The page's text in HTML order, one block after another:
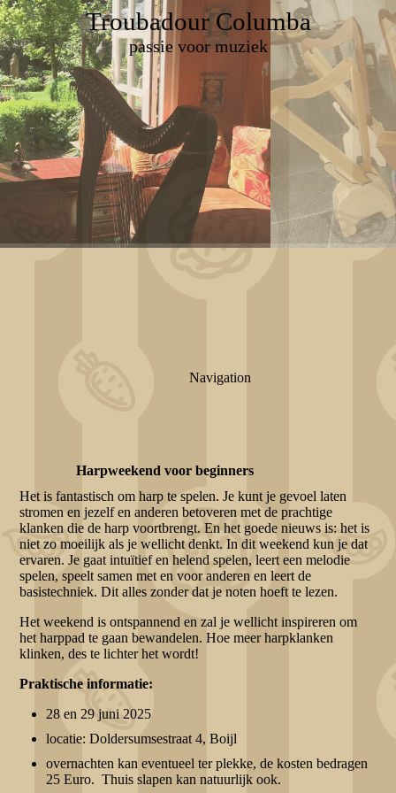
Troubadour Columba
passie voor muziek
Navigation
Harpweekend voor beginners
Het is fantastisch om harp te spelen. Je kunt je gevoel laten
stromen en jezelf en anderen betoveren met de prachtige
klanken die de harp voortbrengt. En het goede nieuws is: het is
niet zo moeilijk als je wellicht denkt. In dit weekend kun je dat
ervaren. Je gaat intuïtief en helend spelen, leert een melodie
spelen, speelt samen met en voor anderen en leert de
basistechniek. Dit alles zonder dat je noten hoeft te lezen.
Het weekend is ontspannend en zal je wellicht inspireren om
het harppad te gaan bewandelen. Hoe meer harpklanken
klinken, des te lichter het wordt!
Praktische informatie:
28 en 29 juni 2025
locatie: Doldersumsestraat 4, Boijl
overnachten kan eventueel ter plekke, de kosten bedragen
25 Euro. Thuis slapen kan natuurlijk ook.